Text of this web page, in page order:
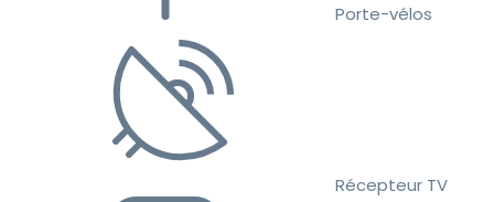
Porte-vélos
Récepteur TV